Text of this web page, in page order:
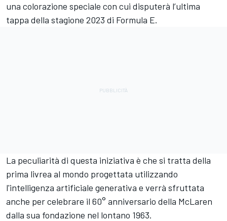
una colorazione speciale con cui disputerà l’ultima
tappa della stagione 2023 di Formula E.
La peculiarità di questa iniziativa è che si tratta della
prima livrea al mondo progettata utilizzando
l'intelligenza artificiale generativa e verrà sfruttata
anche per celebrare il 60° anniversario della McLaren
dalla sua fondazione nel lontano 1963.